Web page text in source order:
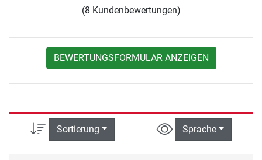
(8 Kundenbewertungen)
BEWERTUNGSFORMULAR ANZEIGEN
Sortierung Sprache